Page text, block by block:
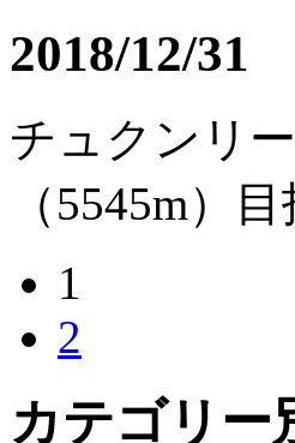
2018/12/31
チュクンリ
（5545m）
1
2
カテゴリー